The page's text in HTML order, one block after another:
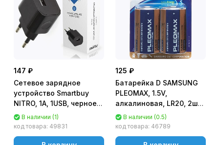
147 ₽
Сетевое зарядное
устройство Smartbuy
NITRO, 1А, 1USB, черное
(SBP-1001)
В наличии (1)
код товара: 49831
125 ₽
Батарейка D SAMSUNG
PLEOMAX, 1.5V,
алкалиновая, LR20, 2шт
в блистере [LR20-2BL]
В наличии (0.5)
код товара: 46789